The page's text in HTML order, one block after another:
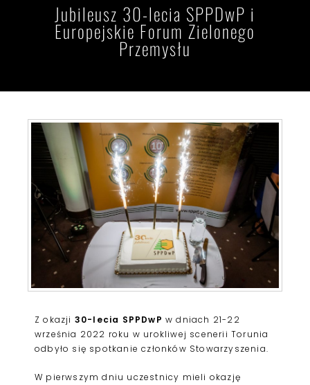
Jubileusz 30-lecia SPPDwP i
Europejskie Forum Zielonego
Przemysłu
Z okazji 30-lecia SPPDwP w dniach 21-22
września 2022 roku w urokliwej scenerii Torunia
odbyło się spotkanie członków Stowarzyszenia.
W pierwszym dniu uczestnicy mieli okazję